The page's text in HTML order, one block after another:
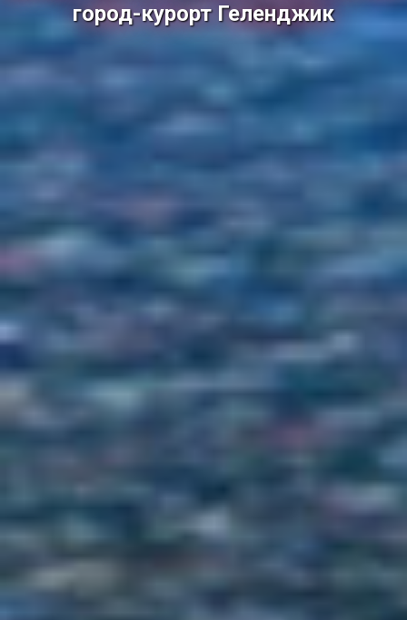
город-курорт Геленджик